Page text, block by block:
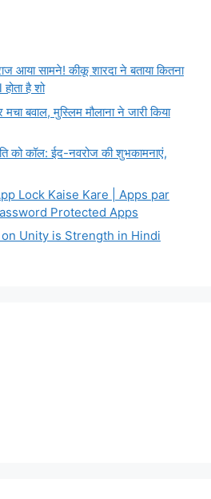
आया सामने! कीकू शारदा ने बताया कितना
है शो
बवाल, मुस्लिम मौलाना ने जारी किया
को कॉल: ईद-नवरोज की शुभकामनाएं,
Lock Kaise Kare | Apps par
Protected Apps
Unity is Strength in Hindi